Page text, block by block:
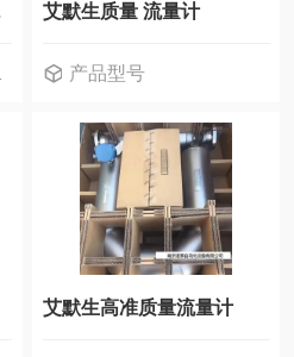
列 艾默生质量 流量计
产品型号
艾默生高准质量流量计